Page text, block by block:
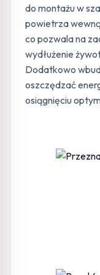
do montażu w
powietrza
co pozwala na
wydłużenie
Dodatkowo
oszczędzać
osiągnięciu